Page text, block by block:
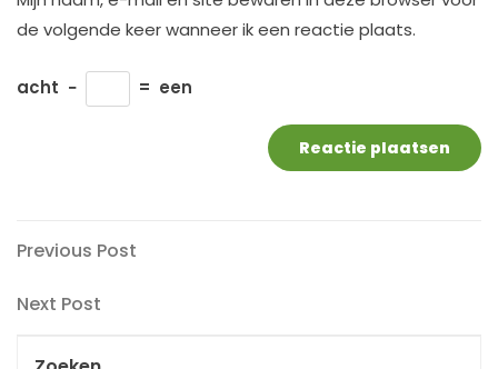
de volgende keer wanneer ik een reactie plaats.
acht − = een
Berichtnavigatie
Previous
Previous Post
Next
Next Post